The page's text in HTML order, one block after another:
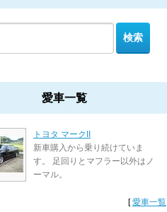
愛車一覧
トヨタ マークII
新車購入から乗り続けていま
す。 足回りとマフラー以外はノ
ーマル。
[愛車一覧